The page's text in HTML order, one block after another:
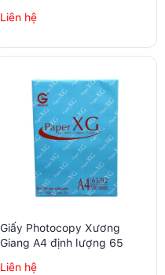
Liên hệ
Giấy Photocopy Xương
Giang A4 định lượng 65
Liên hệ